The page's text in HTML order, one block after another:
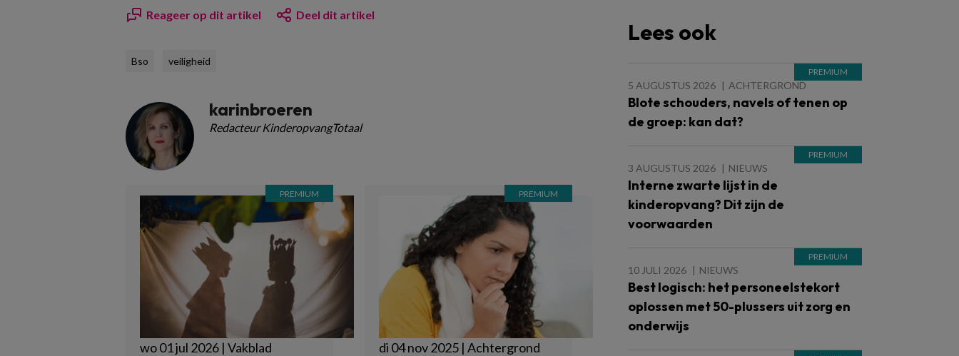
Reageer op dit artikel Deel dit artikel
Bso veiligheid
karinbroeren
Redacteur KinderopvangTotaal
wo 01 jul 2026 | Vakblad
di 04 nov 2025 | Achtergrond
Lees ook
5 AUGUSTUS 2026 ACHTERGROND
Blote schouders, navels of tenen op
de groep: kan dat?
3 AUGUSTUS 2026 NIEUWS
Interne zwarte lijst in de
kinderopvang? Dit zijn de
voorwaarden
10 JULI 2026 NIEUWS
Best logisch: het personeelstekort
oplossen met 50-plussers uit zorg en
onderwijs